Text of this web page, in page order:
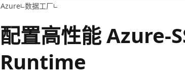
Azure 数据工厂
配置高性能
Runtime